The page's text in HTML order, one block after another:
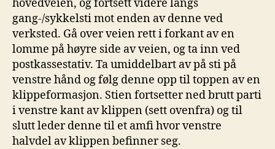
hovedveien, og fortsett videre langs
gang-/sykkelsti mot enden av denne ved
verksted. Gå over veien rett i forkant av en
lomme på høyre side av veien, og ta inn ved
postkassestativ. Ta umiddelbart av på sti på
venstre hånd og følg denne opp til toppen av en
klippeformasjon. Stien fortsetter ned brutt parti
i venstre kant av klippen (sett ovenfra) og til
slutt leder denne til et amfi hvor venstre
halvdel av klippen befinner seg.